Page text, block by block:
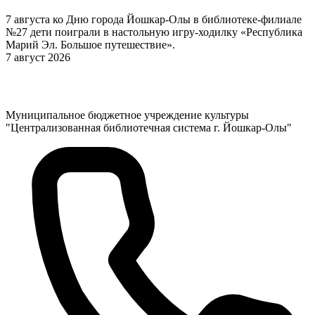
7 августа ко Дню города Йошкар-Олы в библиотеке-филиале
№27 дети поиграли в настольную игру-ходилку «Республика
Марий Эл. Большое путешествие».
7 август 2026
Муниципальное бюджетное учреждение культуры
"Централизованная библиотечная система г. Йошкар-Олы"